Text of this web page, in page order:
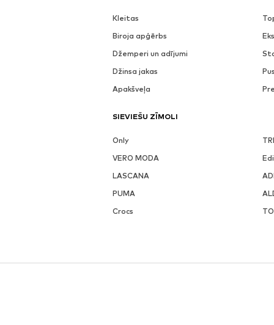
Kleitas
Biroja apģērbs
Džemperi un adījumi
Džinsa jakas
Apakšveļa
SIEVIEŠU ZĪMOLI
Only
VERO MODA
LASCANA
PUMA
Crocs